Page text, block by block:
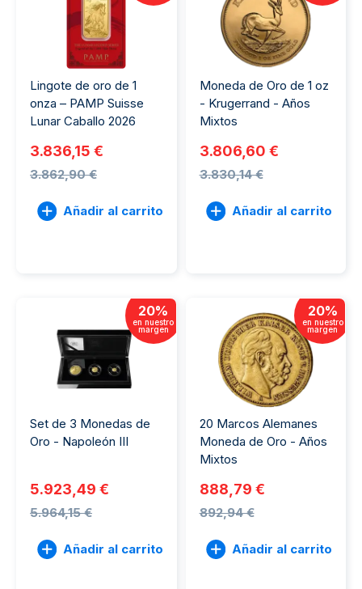
Lingote de oro de 1
onza – PAMP Suisse
Lunar Caballo 2026
3.836,15 €
3.862,90 €
Añadir al carrito
Moneda de Oro de 1 oz
- Krugerrand - Años
Mixtos
3.806,60 €
3.830,14 €
Añadir al carrito
20%
en nuestro
margen
Set de 3 Monedas de
Oro - Napoleón III
5.923,49 €
5.964,15 €
Añadir al carrito
20%
en nuestro
margen
20 Marcos Alemanes
Moneda de Oro - Años
Mixtos
888,79 €
892,94 €
Añadir al carrito